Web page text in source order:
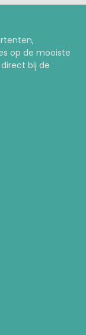
op de mooiste
bij de